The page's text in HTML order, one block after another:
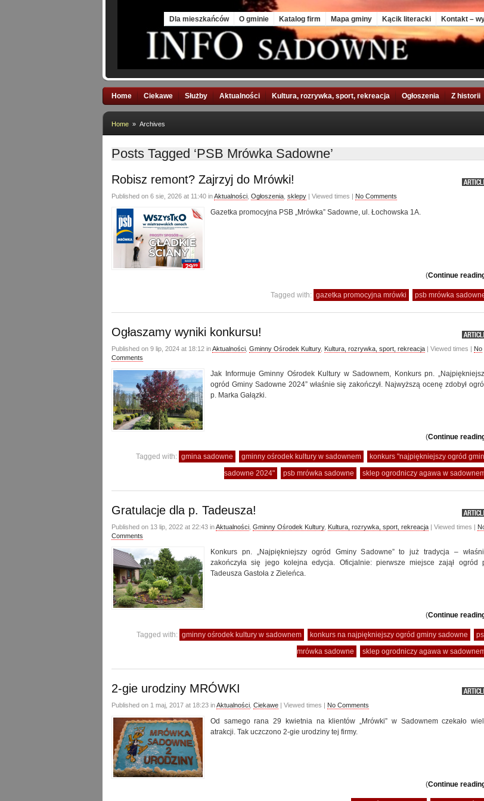
Dla mieszkańców O gminie Katalog firm Mapa gminy Kącik literacki Kontakt –
Home Ciekawe Służby Aktualności Kultura, rozrywka, sport, rekreacja Ogłoszenia Z historii
Home » Archives
Posts Tagged ‘PSB Mrówka Sadowne’
Robisz remont? Zajrzyj do Mrówki!
Published on 6 sie, 2026 at 11:40 inAktualności Ogłoszenia sklepy | Viewed times | No Comments
Gazetka promocyjna PSB „Mrówka” Sadowne, ul. Łochowska 1A.
(Continue
Tagged with: gazetka promocyjna mrówki psb mrówka
Ogłaszamy wyniki konkursu!
Published on 9 lip, 2024 at 18:12 inAktualności Gminny Ośrodek Kultury, Kultura, rozrywka, sport, rekreacja | Viewed times | No
Comments
Jak Informuje Gminny Ośrodek Kultury w Sadownem, Konkurs pn.
ogród Gminy Sadowne 2024” właśnie się zakończył. Najwyższą ocenę zdobył
p. Marka Gałązki.
(Continue
Tagged with: gmina sadowne gminny ośrodek kultury w sadownem
konkurs "najpiękniejszy ogród
sadowne 2024"
psb mrówka sadowne sklep ogrodniczy agawa w
Gratulacje dla p. Tadeusza!
Published on 13 lip, 2022 at 22:43 inAktualności Gminny Ośrodek Kultury, Kultura, rozrywka, sport, rekreacja | Viewed times |
Comments
Konkurs pn. „Najpiękniejszy ogród Gminy Sadowne” to już tradycja –
zakończyła się jego kolejna edycja. Oficjalnie: pierwsze miejsce zajął ogród
Tadeusza Gastoła z Zieleńca.
(Continue
Tagged with: gminny ośrodek kultury w sadownem konkurs na najpiękniejszy ogród gminy sadowne
mrówka sadowne
sklep ogrodniczy agawa w
2-gie urodziny MRÓWKI
Published on 1 maj, 2017 at 18:23 inAktualności Ciekawe | Viewed times | No Comments
Od samego rana 29 kwietnia na klientów „Mrówki” w Sadownem czekało
atrakcji. Tak uczczono 2-gie urodziny tej firmy.
(Continue